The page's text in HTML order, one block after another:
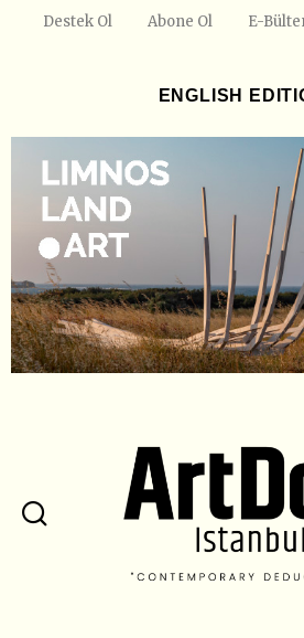
Destek Ol Abone Ol E-
ENGLISH